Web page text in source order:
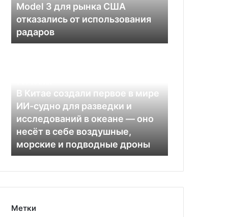
для
рынка
США
отказались
Model 3 для рынка США
отказались от использования
радаров
мире
судно
для
разведки
и
океане
оно
В Китае создали первое в мире
ИИ-судно для разведки и
исследований в океане — оно
несёт в себе воздушные,
морские и подводные дроны
Метки